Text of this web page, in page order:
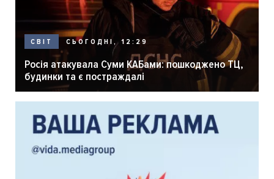
СВІТ СЬОГОДНІ, 12:29
Росія атакувала Суми КАБами: пошкоджено ТЦ,
будинки та є постраждалі